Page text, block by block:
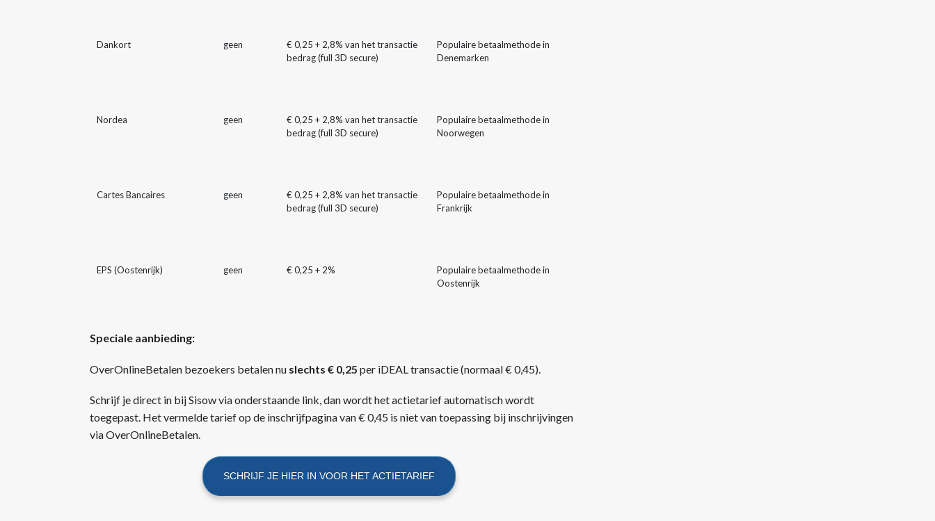
Dankort geen
€ 0,25 + 2,8% van het transactie
bedrag (full 3D secure)
Populaire betaalmethode in
Denemarken
Nordea geen
€ 0,25 + 2,8% van het transactie
bedrag (full 3D secure)
Populaire betaalmethode in
Noorwegen
Cartes Bancaires geen
€ 0,25 + 2,8% van het transactie
bedrag (full 3D secure)
Populaire betaalmethode in
Frankrijk
EPS (Oostenrijk) geen € 0,25 + 2%
Populaire betaalmethode in
Oostenrijk
Speciale aanbieding:
OverOnlineBetalen bezoekers betalen nu slechts € 0,25 per iDEAL transactie (normaal € 0,45).
Schrijf je direct in bij Sisow via onderstaande link, dan wordt het actietarief automatisch wordt
toegepast. Het vermelde tarief op de inschrijfpagina van € 0,45 is niet van toepassing bij inschrijvingen
via OverOnlineBetalen.
SCHRIJF JE HIER IN VOOR HET ACTIETARIEF